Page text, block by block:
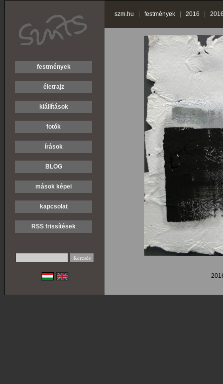
festmények
életrajz
kiállítások
fotók
írások
BLOG
mások képei
kapcsolat
RSS frissítések
szm.hu festmények 2016